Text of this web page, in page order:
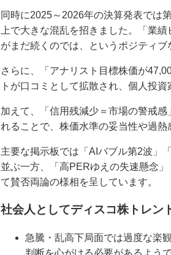
同時に2025～2026年の決算発表では
上で大きな混乱を招きました。「業
がまだ続くのでは、というポジティブ
さらに、「アナリスト目標株価が
トが口コミとして拡散され、個人投
加えて、「信用残減少＝市場の警戒
れることで、株価水準の妥当性や過熱
主要な掲示板では「AIバブル第2波」
並ぶ一方、「高PERゆえの失速懸念
て賛否両論の様相を呈しています。
社会人としてディスコ株トレン
急騰・乱高下局面では過度な楽
判断を心がける必要があるようで